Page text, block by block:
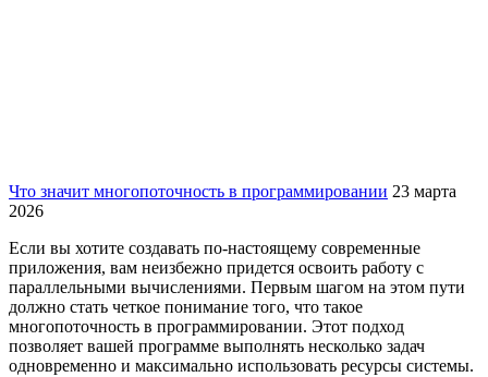
Что значит многопоточность в программировании 23 марта
2026
Если вы хотите создавать по-настоящему современные
приложения, вам неизбежно придется освоить работу с
параллельными вычислениями. Первым шагом на этом пути
должно стать четкое понимание того, что такое
многопоточность в программировании. Этот подход
позволяет вашей программе выполнять несколько задач
одновременно и максимально использовать ресурсы системы.